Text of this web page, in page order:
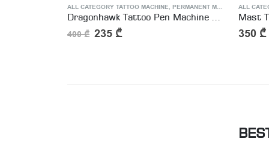
,WIRELESS TATTOO MACHINE
ALL CATEGORY TATTOO MACHINE, PERMANENT MAKEUP MACHINE
Dragonhawk Tattoo Pen Machine With 2.3MM Stroke Permanent Makeup | Mast Tour Air
400₾ 235 ₾
ALL
Mast
350 ₾